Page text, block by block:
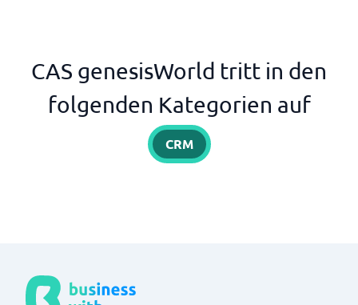
CAS genesisWorld tritt in den
folgenden Kategorien auf
CRM